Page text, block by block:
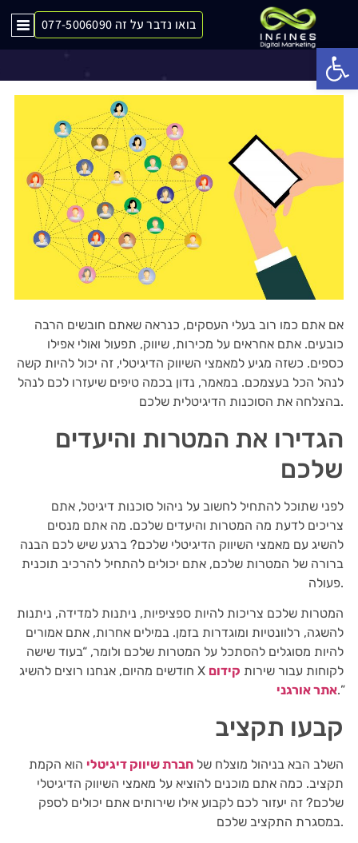
בואו נדבר על זה 077-5006090
טיפים לניהול חברת דיגיטל
אם אתם כמו רוב בעלי העסקים, כנראה שאתם חובשים הרבה
כובעים. אתם אחראים על מכירות, שיווק, תפעול ואולי אפילו
כספים. כשזה מגיע למאמצי השיווק הדיגיטלי, זה יכול להיות קשה
לנהל הכל בעצמכם. במאמר, נדון בכמה טיפים שיעזרו לכם לנהל
בהצלחה את הסוכנות הדיגיטלית שלכם.
הגדירו את המטרות והיעדים
שלכם
לפני שתוכל להתחיל לחשוב על ניהול סוכנות דיגיטל, אתם
צריכים לדעת מה המטרות והיעדים שלכם. מה אתם מנסים
להשיג עם מאמצי השיווק הדיגיטלי שלכם? ברגע שיש לכם הבנה
ברורה של המטרות שלכם, אתם יכולים להתחיל להרכיב תוכנית
פעולה.
המטרות שלכם צריכות להיות ספציפיות, ניתנות למדידה, ניתנות
להשגה, רלוונטיות ומוגדרות בזמן. במילים אחרות, אתם אמורים
להיות מסוגלים להסתכל על המטרות שלכם ולומר, “בעוד שישה
חודשים מהיום, אנחנו רוצים להשיג X לקוחות עבור שירות קידום
אתר אורגני.”
קבעו תקציב
השלב הבא בניהול מוצלח של חברת שיווק דיגיטלי הוא הקמת
תקציב. כמה אתם מוכנים להוציא על מאמצי השיווק הדיגיטלי
שלכם? זה יעזור לכם לקבוע אילו שירותים אתם יכולים לספק
במסגרת התקציב שלכם.